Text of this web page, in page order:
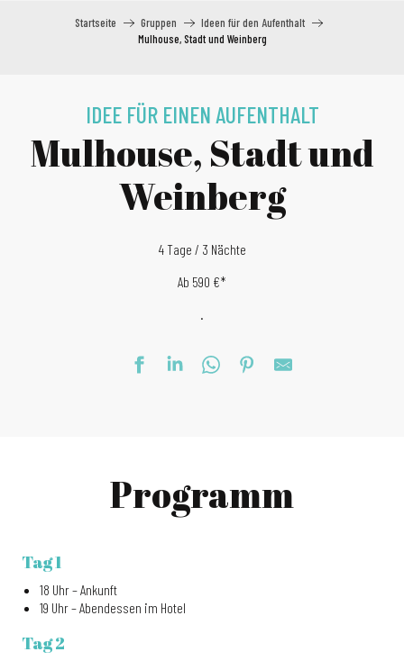
Startseite Gruppen
Ideen für den Aufenthalt
Mulhouse, Stadt und Weinberg
IDEE FÜR EINEN AUFENTHALT
Mulhouse, Stadt und
Weinberg
4 Tage / 3 Nächte
Ab 590 €*
.
Programm
Tag 1
18 Uhr – Ankunft
19 Uhr – Abendessen im Hotel
Tag 2